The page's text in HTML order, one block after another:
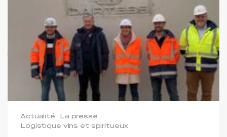
Actualité
La presse
Logistique vins et spiritueux